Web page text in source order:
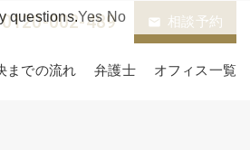
0120-002-489 email 相談予約
までの流れ 弁護士 オフィス一覧
questions.Yes No